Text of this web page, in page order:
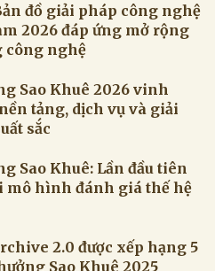
đồ giải pháp công nghệ
2026 đáp ứng mở rộng
công nghệ
Sao Khuê 2026 vinh
tảng, dịch vụ và giải
sắc
Sao Khuê: Lần đầu tiên
hình đánh giá thế hệ
2.0 được xếp hạng 5
Sao Khuê 2025